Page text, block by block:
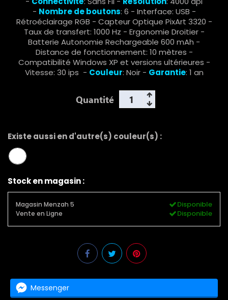
- Nombre de boutons: 6 - Interface: USB -
Rétroéclairage RGB - Capteur Optique PixArt 3320 -
Taux de transfert: 1000 Hz - Ergonomie Droitier -
Batterie Autonomie Rechargeable 600 mAh -
Distance de fonctionnement: 10 mètres -
Compatibilité Windows XP et versions ultérieures -
Vitesse: 30 ips - Couleur: Noir - Garantie: 1 an
Quantité
Existe aussi en d'autre(s) couleur(s) :
Stock en magasin :
Magasin Menzah 5 Disponible
Vente en Ligne Disponible
Messenger